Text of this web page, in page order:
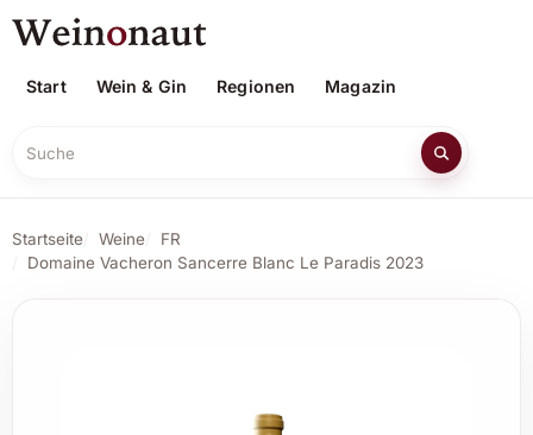
Start Wein & Gin Regionen Magazin
Suche
Startseite Weine
FR
Domaine Vacheron Sancerre Blanc Le Paradis 2023